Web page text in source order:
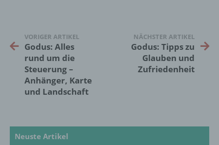
VORIGER ARTIKEL
Godus: Alles
rund um die
Steuerung –
Anhänger, Karte
und Landschaft
NÄCHSTER ARTIKEL
Godus: Tipps zu
Glauben und
Zufriedenheit
Neuste Artikel
e) Profiling
Profiling ist jede Art der automatisierten
Verarbeitung personenbezogener Daten, die
die sich auf eine natürliche Person beziehen,
zu bewerten, insbesondere, um Aspekte